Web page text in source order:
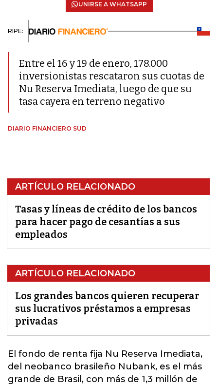
UNIRSE A WHATSAPP
RIPE:
Entre el 16 y 19 de enero, 178.000
inversionistas rescataron sus cuotas de
Nu Reserva Imediata, luego de que su
tasa cayera en terreno negativo
DIARIO FINANCIERO SUD
ARTÍCULO RELACIONADO
Tasas y líneas de crédito de los bancos
para hacer pago de cesantías a sus
empleados
ARTÍCULO RELACIONADO
Los grandes bancos quieren recuperar
sus lucrativos préstamos a empresas
privadas
El fondo de renta fija Nu Reserva Imediata,
del neobanco brasileño Nubank, es el más
grande de Brasil, con más de 1,3 millón de